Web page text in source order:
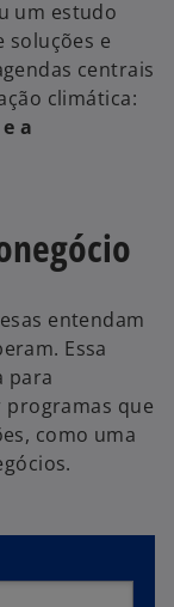
um estudo
soluções e
centrais
climática:
a
entendam
Essa
para
que
como uma